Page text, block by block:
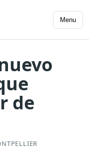
Menu
de